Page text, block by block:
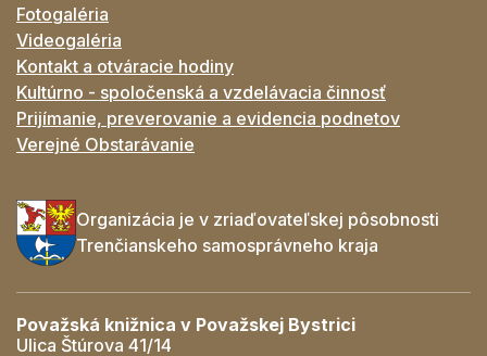
Fotogaléria
Videogaléria
Kontakt a otváracie hodiny
Kultúrno - spoločenská a vzdelávacia činnosť
Prijímanie, preverovanie a evidencia podnetov
Verejné Obstarávanie
Organizácia je v zriaďovateľskej pôsobnosti
Trenčianskeho samosprávneho kraja
Považská knižnica v Považskej Bystrici
Ulica Štúrova 41/14